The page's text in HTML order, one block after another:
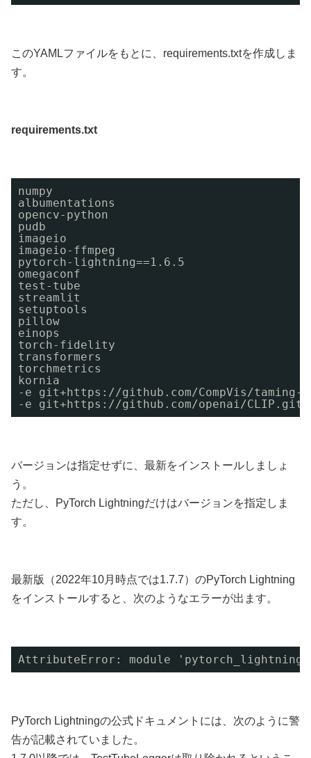
このYAMLファイルをもとに、requirements.txtを作成しま
す。
requirements.txt
numpy
albumentations
opencv-python
pudb
imageio
imageio-ffmpeg
pytorch-lightning==1.6.5
omegaconf
test-tube
streamlit
setuptools
pillow
einops
torch-fidelity
transformers
torchmetrics
kornia
-e git+https://github.com/CompVis/taming-
-e git+https://github.com/openai/
バージョンは指定せずに、最新をインストールしましょ
う。
ただし、PyTorch Lightningだけはバージョンを指定しま
す。
最新版（2022年10月時点では1.7.7）のPyTorch Lightning
をインストールすると、次のようなエラーが出ます。
AttributeError: module
PyTorch Lightningの公式ドキュメントには、次のように警
告が記載されていました。